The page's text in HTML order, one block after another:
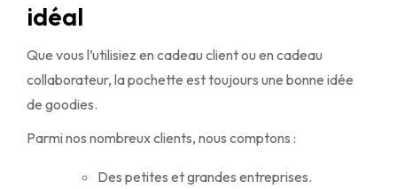
idéal
Que vous l’utilisiez en cadeau client ou en cadeau
collaborateur, la pochette est toujours une bonne idée
de goodies.
Parmi nos nombreux clients, nous comptons :
Des petites et grandes entreprises.